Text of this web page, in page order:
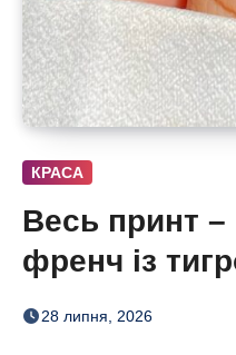
КРАСА
Весь принт –
френч із
смугами,
28 липня, 2026